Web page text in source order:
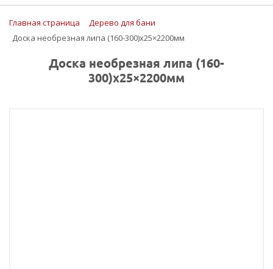
Главная страница
Дерево для бани
Доска необрезная липа (160-300)х25×2200мм
Доска необрезная липа (160-
300)х25×2200мм